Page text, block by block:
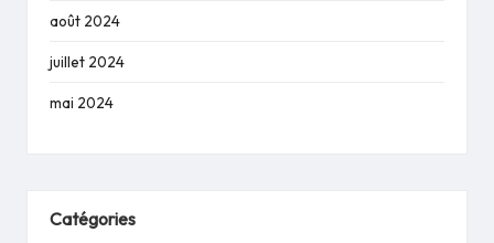
août 2024
juillet 2024
mai 2024
Catégories